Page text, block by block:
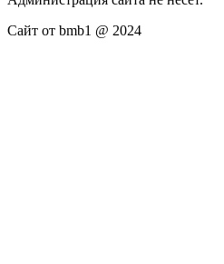
Сайт от bmb1 @ 2024